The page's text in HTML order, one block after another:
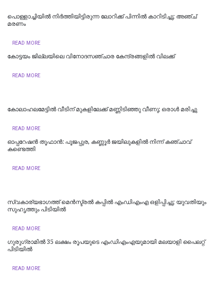
പൊള്ളാച്ചിയില്‍ നിർത്തിയിട്ടിരുന്ന ലോറിക്ക് പിന്നിൽ കാറിടിച്ചു; അഞ്ച്
മരണം
READ MORE
കോട്ടയം ജില്ലയിലെ വിനോദസഞ്ചാര കേന്ദ്രങ്ങളിൽ വിലക്ക്
READ MORE
കോലാഹലമേട്ടിൽ വീടിന് മുകളിലേക്ക് മണ്ണിടിഞ്ഞു വീണു; ഒരാൾ മരിച്ചു
READ MORE
ഓപ്പറേഷൻ തൂഫാൻ: പൂജപ്പുര, കണ്ണൂർ ജയിലുകളിൽ നിന്ന് കഞ്ചാവ്
കണ്ടെത്തി
READ MORE
സ്വകാര്യഭാഗത്ത് മെൻസ്ട്രൽ കപ്പിൽ എംഡിഎംഎ ഒളിപ്പിച്ചു; യുവതിയും
സുഹൃത്തും പിടിയിൽ
READ MORE
ഗുരുഗ്രാമിൽ 35 ലക്ഷം രൂപയുടെ എംഡിഎംഎയുമായി മലയാളി പൈലറ്റ്
പിടിയില്‍
READ MORE